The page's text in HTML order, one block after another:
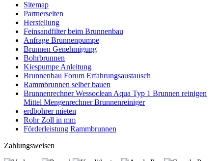
Sitemap
Partnerseiten
Herstellung
Feinsandfilter beim Brunnenbau
Anfrage Brunnenpumpe
Brunnen Genehmigung
Bohrbrunnen
Kiespumpe Anleitung
Brunnenbau Forum Erfahrungsaustausch
Rammbrunnen selber bauen
Brunnenrechner Wessoclean Aqua Typ 1 Brunnen reinigen
Mittel Mengenrechner Brunnenreiniger
erdbohrer mieten
Rohr Zoll in mm
Förderleistung Rammbrunnen
Zahlungsweisen